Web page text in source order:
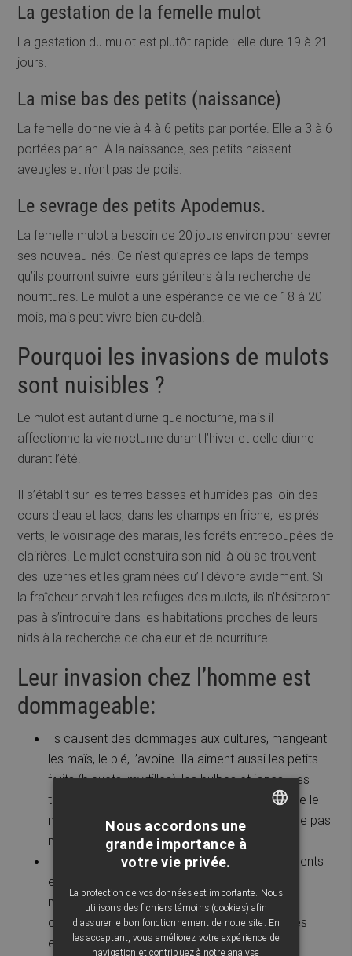
La gestation de la femelle mulot
La gestation du mulot est plutôt rapide : elle dure 19 à 21
jours.
La mise bas des petits (naissance)
La femelle donne vie à 4 à 6 petits par portée. Elle a 3 à 6
portées par an. À la naissance, ses petits naissent
aveugles et n’ont pas de poils.
Le sevrage des petits Apodemus.
La femelle mulot a besoin de 20 jours environ pour sevrer
ses nouveau-nés. Ce n’est qu’après ce laps de temps
qu’ils pourront suivre leurs géniteurs à la recherche de
nourritures. Le mulot a une espérance de vie de 18 à 20
mois, mais peut vivre bien au-delà.
Pourquoi les invasions de mulots
sont nuisibles ?
Le mulot est autant diurne que nocturne, mais il
affectionne la vie nocturne durant l’hiver et celle diurne
durant l’été.
Il s’établit sur les terres basses et humides pas loin des
cours d’eau et lacs, dans les champs en friche, les prés
verts, le voisinage des marais, les forêts entrecoupées de
clairières. Le mulot construira son nid là où se trouvent
des luzernes et les graminées qu’il dévore avidement. Si
la fraîcheur envahit les refuges des mulots, ils n’hésiteront
pas à s’introduire dans les habitations proches de leurs
nids à la recherche de chaleur et de nourriture.
Leur invasion chez l’homme est
dommageable:
Ils causent des dommages aux cultures, mangeant
les maïs, le blé, l’avoine. Ila aiment aussi les petits
fruits (bleuets, myrtilles), les bulbes et joncs. Les
trous en dessous de vos cultures montrent que le
mulot y a fait une descente. Mais il ne dédaigne pas
non plus les insectes et limaces.
Ils entrent en contact avec les réserves d’aliments
et les infectent. Risque de
maladie pouvant tuer ou déboucher sur des
complications graves, surtout chez les femmes
enceintes, les enfants et les personnes âgées.
FRENCH
Nous accordons une
grande importance à
votre vie privée.
La protection de vos données est importante. Nous
utilisons des fichiers témoins (cookies) afin
d'assurer le bon fonctionnement de notre site. En
les acceptant, vous améliorez votre expérience de
navigation et contribuez à notre analyse